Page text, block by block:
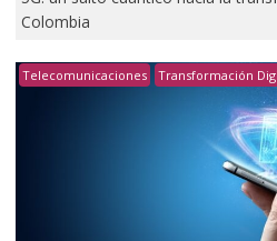
Colombia
Telecomunicaciones Transformación